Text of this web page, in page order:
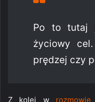
Po to tutaj
życiowy
prędzej czy
Z kolei w